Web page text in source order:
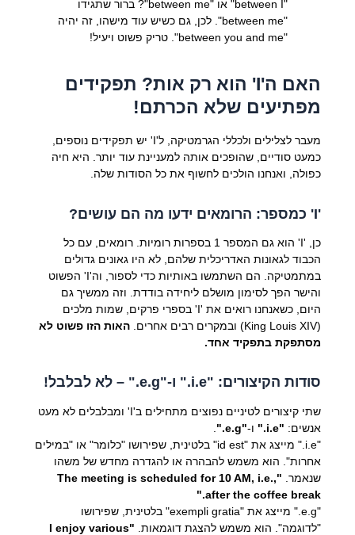
"between I" או "between me"? ברור שתגידו
"between me". לכן, גם כשיש עוד מישהו, זה יהיה
"between you and me". טריק פשוט ויעיל!
האם ה'I' הוא רק אות? תפקידים
מפתיעים שלא הכרתם!
מעבר לצלילים ולכללי הגרמטיקה, ל'I' יש תפקידים נוספים,
כמעט סודיים, שהופכים אותה למעניינת עוד יותר. היא חיה
כפולה, ואנחנו הולכים לחשוף את כל הסודות שלה.
'I' כמספר: הרומאים ידעו מה הם עושים?
כן, 'I' הוא גם המספר 1 בספרות רומיות. רומאים, עם כל
הכבוד לגאונות האדריכלית שלהם, לא היו גאונים גדולים
במתמטיקה. הם השתמשו באותיות כדי לספור, וה'I' הפשוט
והישר הפך לסימון מושלם ליחידה בודדת. וזה ממשיך גם
היום, כשאנחנו רואים את 'I' בספרי פרקים, שמות מלכים
(King Louis XIV) ובמקרים רבים אחרים.
האות הזו פשוט לא
מסתפקת בתפקיד אחד.
סודות הקיצורים: "i.e." ו-"e.g." – לא לבלבל!
שתי קיצורים לטיניים נפוצים מתחילים ב'I' ומבלבלים לא מעט
אנשים: "i.e." ו-"e.g."
"i.e." מייצג את "id est" בלטינית, שפירושו "כלומר" או "במילים
אחרות". הוא משמש להבהרה או להגדרה מחדש של משהו
שנאמר.
"The meeting is scheduled for 10 AM, i.e.,
after the coffee break."
"e.g." מייצג את "exempli gratia" בלטינית, שפירושו
"לדוגמה". הוא משמש להצגת דוגמאות.
"I enjoy various